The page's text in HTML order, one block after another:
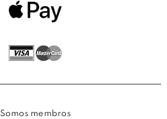
Somos membros